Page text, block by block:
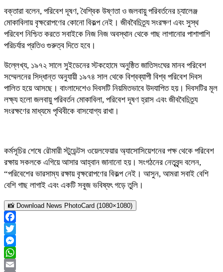
বক্তারা বলেন, পরিবেশ দূষণ, বৈশ্বিক উষ্ণতা ও জলবায়ু পরিবর্তনের চ্যালেঞ্জ
মোকাবিলায় বৃক্ষরোপণের কোনো বিকল্প নেই। জীববৈচিত্র্য সংরক্ষণ এবং সুস্থ
পরিবেশ নিশ্চিত করতে সবাইকে নিজ নিজ অবস্থান থেকে গাছ লাগানোর পাশাপাশি
পরিচর্যার প্রতিও গুরুত্ব দিতে হবে।
উল্লেখ্য, ১৯৭২ সালে সুইডেনের স্টকহোমে অনুষ্ঠিত জাতিসংঘের মানব পরিবেশ
সম্মেলনের সিদ্ধান্ত অনুযায়ী ১৯৭৪ সাল থেকে বিশ্বব্যাপী বিশ্ব পরিবেশ দিবস
পালিত হয়ে আসছে। বাংলাদেশেও দিবসটি নিয়মিতভাবে উদযাপিত হয়। দিবসটির মূল
লক্ষ্য হলো জলবায়ু পরিবর্তন মোকাবিলা, পরিবেশ দূষণ হ্রাস এবং জীববৈচিত্র্য
সংরক্ষণের মাধ্যমে পৃথিবীকে বাসযোগ্য রাখা।
কর্মসূচির শেষে রৌমারী স্টুডেন্টস ওয়েলফেয়ার অ্যাসোসিয়েশনের পক্ষ থেকে পরিবেশ
রক্ষায় সকলকে এগিয়ে আসার আহ্বান জানানো হয়। সংগঠনের নেতৃবৃন্দ বলেন,
“পরিবেশের ভারসাম্য রক্ষায় বৃক্ষরোপণের বিকল্প নেই। আসুন, আমরা সবাই বেশি
বেশি গাছ লাগাই এবং একটি সবুজ ভবিষ্যৎ গড়ে তুলি।
📸 Download News PhotoCard (1080×1080)
Facebook
Twitter
Messenger
WhatsApp